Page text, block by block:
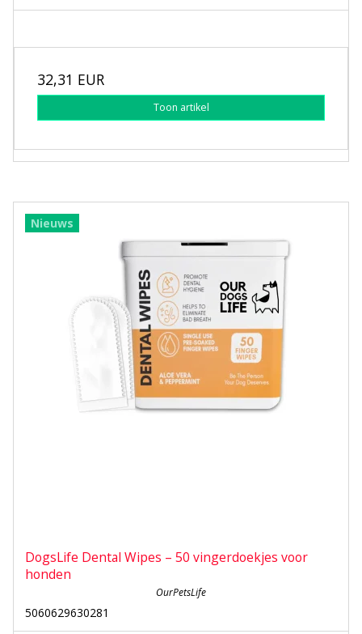
32,31 EUR
Toon artikel
Nieuws
DogsLife Dental Wipes – 50 vingerdoekjes voor
honden
OurPetsLife
5060629630281